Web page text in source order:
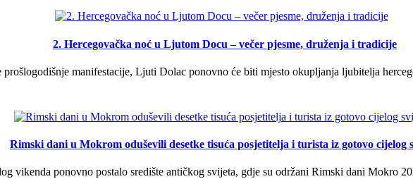
2. Hercegovačka noć u Ljutom Docu – večer pjesme, druženja i tradicije
prošlogodišnje manifestacije, Ljuti Dolac ponovno će biti mjesto okupljanja ljubitelja
Rimski dani u Mokrom oduševili desetke tisuća posjetitelja i turista iz gotovo cijelog
vikenda ponovno postalo središte antičkog svijeta, gdje su održani Rimski dani Mokro